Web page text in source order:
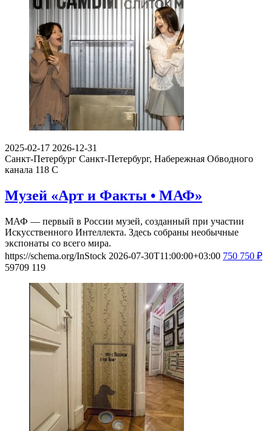
2025-02-17 2026-12-31
Санкт-Петербург Санкт-Петербург, Набережная Обводного
канала 118 С
Музей «Арт и Факты • МАФ»
МАФ — первый в России музей, созданный при участии
Искусственного Интеллекта. Здесь собраны необычные
экспонаты со всего мира.
https://schema.org/InStock 2026-07-30T11:00:00+03:00 750 750 ₽
59709 119